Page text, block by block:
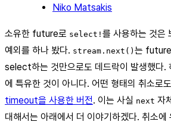
Niko Matsakis
소유한 future로 select! 를 사용하는 것은
예외를 하나 봤다. stream.next() 는 future
select하는 것만으로도 데드락이 발생했다.
에 특유한 것이 아니다. 어떤 형태의 취소로
timeout을 사용한 버전. 이는 사실 next 자
대해서는 아래에서 더 이야기하겠다. 취소에